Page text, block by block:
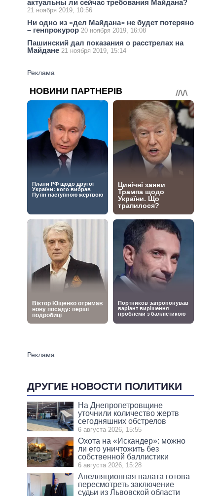
актуальны ли сейчас требования Майдана?
21 ноября 2019, 10:56
Ни одно из «дел Майдана» не будет потеряно
– генпрокурор 20 ноября 2019, 16:08
Пашинский дал показания о расстрелах на
Майдане 21 ноября 2019, 15:14
ДРУГИЕ НОВОСТИ ПОЛИТИКИ
На Днепропетровщине
уточнили количество жертв
сегодняшних обстрелов
6 августа 2026, 15:55
Охота на «Искандер»: можно
ли его уничтожить без
собственной баллистики
6 августа 2026, 15:28
Апелляционная палата готова
пересмотреть заключение
судьи из Львовской области